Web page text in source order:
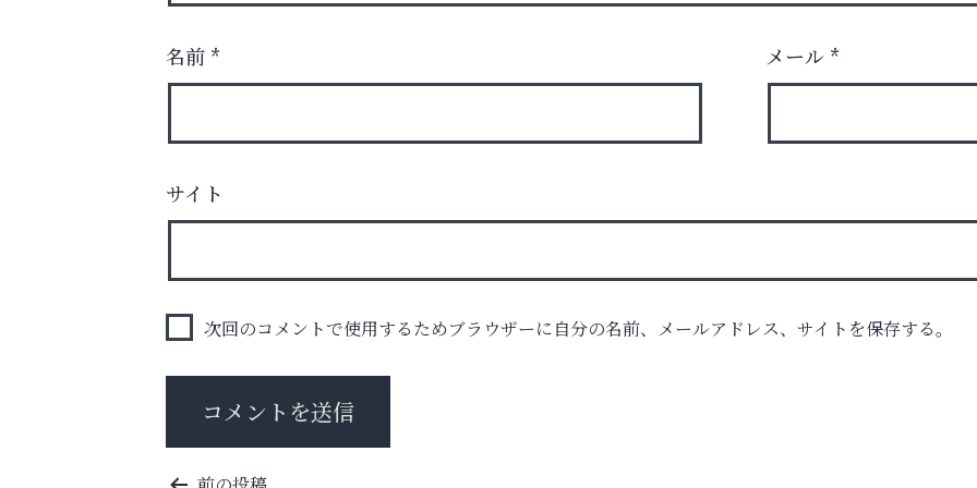
「相続」無料相談会カフェ
芦屋インターナショナルスク
名前 * メール *
サイト
次回のコメントで使用するためブラウザーに自分の名前、メールアドレス、サイトを保存する。